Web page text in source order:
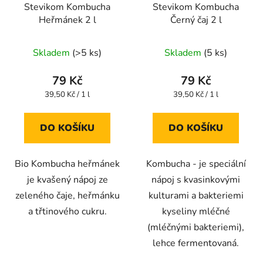
Stevikom Kombucha
Heřmánek 2 l
hodnocení
produktu
je
z
Skladem (>5 ks)
79 Kč
Měrná
39,50 Kč / 1 l
DO KOŠÍKU
Bio Kombucha heřmánek
je kvašený nápoj ze
zeleného čaje, heřmánku
a třtinového cukru.
Stevikom Kombucha
Černý čaj 2 l
hodnocení
produktu
je
z
Skladem (5 ks)
79 Kč
Měrná
39,50 Kč / 1 l
DO KOŠÍKU
Kombucha - je speciální
nápoj s kvasinkovými
kulturami a bakteriemi
kyseliny mléčné
(mléčnými bakteriemi),
lehce fermentovaná.